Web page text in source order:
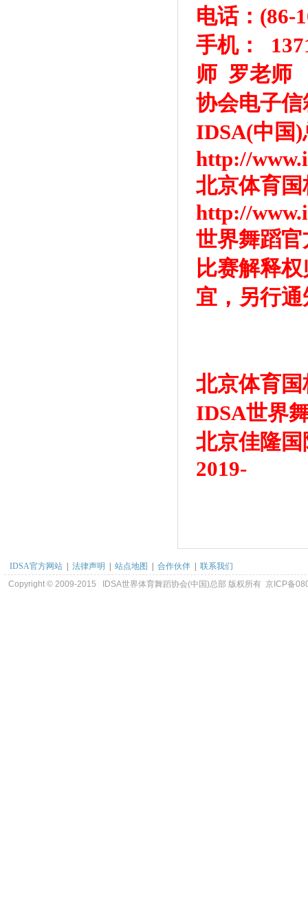
电话：(86-
手机：
师 罗老师
协会电子
IDSA(中
http://
北京体育
http://
世界舞蹈官
比赛解释
宜，另行通
北京体育
IDSA世界
北京佳隆
2019-
IDSA官方网站 法律声明 站点地图 合作伙伴
联系我们
Copyright © 2009-2015 IDSA世界体育舞蹈协会(中国)总部 版权所有 京ICP备